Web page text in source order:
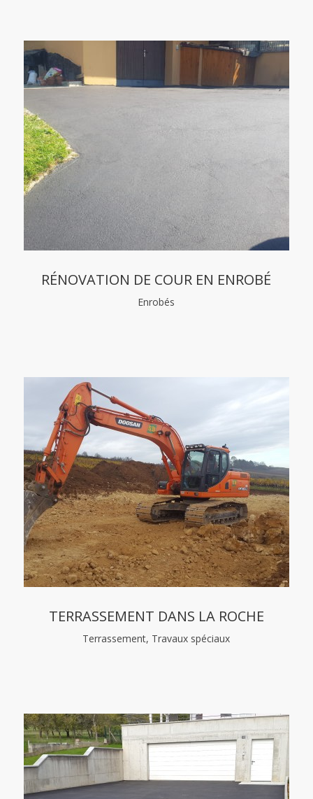
RÉNOVATION DE COUR EN ENROBÉ
Enrobés
TERRASSEMENT DANS LA ROCHE
Terrassement, Travaux spéciaux